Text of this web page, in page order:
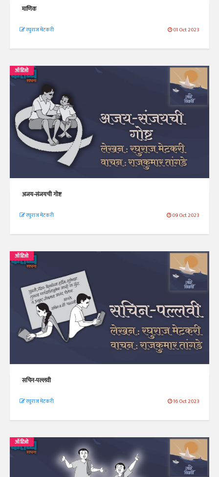
माणिक
रघुराज मेटकरी 01 Oct 2023
ऑडिओ
अजय-संजयची गोष्ट
रघुराज मेटकरी 09 Oct 2023
ऑडिओ
सचिन-पल्लवी
रघुराज मेटकरी 16 Oct 2023
ऑडिओ